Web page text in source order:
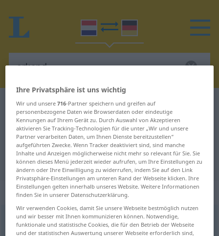
Niederländisch-Deutsch Wörterbuch
Niederländisch-Deutsch
Übersetzung für "erkend"
"erkend" Deutsch Übersetzung
„erkend“
erkend
Ihre Privatsphäre ist uns wichtig
Wir und unsere716-Partner speichern und greifen auf
personenbezogene Daten wie Browserdaten oder eindeutige
Kennungen auf Ihrem Gerät zu. Durch Auswahl von Akzeptieren
aktivieren Sie Tracking-Technologien für die unter „Wir und unsere
Partner verarbeiten Daten, um Ihnen Dienste bereitzustellen“
aufgeführten Zwecke. Wenn Tracker deaktiviert sind, sind manche
Inhalte und Anzeigen möglicherweise nicht mehr so relevant für Sie. Sie
können dieses Menü jederzeit wieder aufrufen, um Ihre Einstellungen zu
ändern oder Ihre Einwilligung zu widerrufen, indem Sie auf den Link
Privatsphäre-Einstellungen am unteren Rand der Webseite klicken. Ihre
Einstellungen gelten innerhalb unseres Website. Weitere Informationen
finden Sie in unserer Datenschutzerklärung.
Wir verwenden Cookies, damit Sie unsere Webseite bestmöglich nutzen
und wir besser mit Ihnen kommunizieren können. Notwendige,
funktionale und statistische Cookies, die für den Betrieb der Webseite
und der statistischen Auswertung unserer Webseite erforderlich sind,